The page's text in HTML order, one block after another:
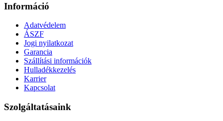
Információ
Adatvédelem
ÁSZF
Jogi nyilatkozat
Garancia
Szállítási információk
Hulladékkezelés
Karrier
Kapcsolat
Szolgáltatásaink